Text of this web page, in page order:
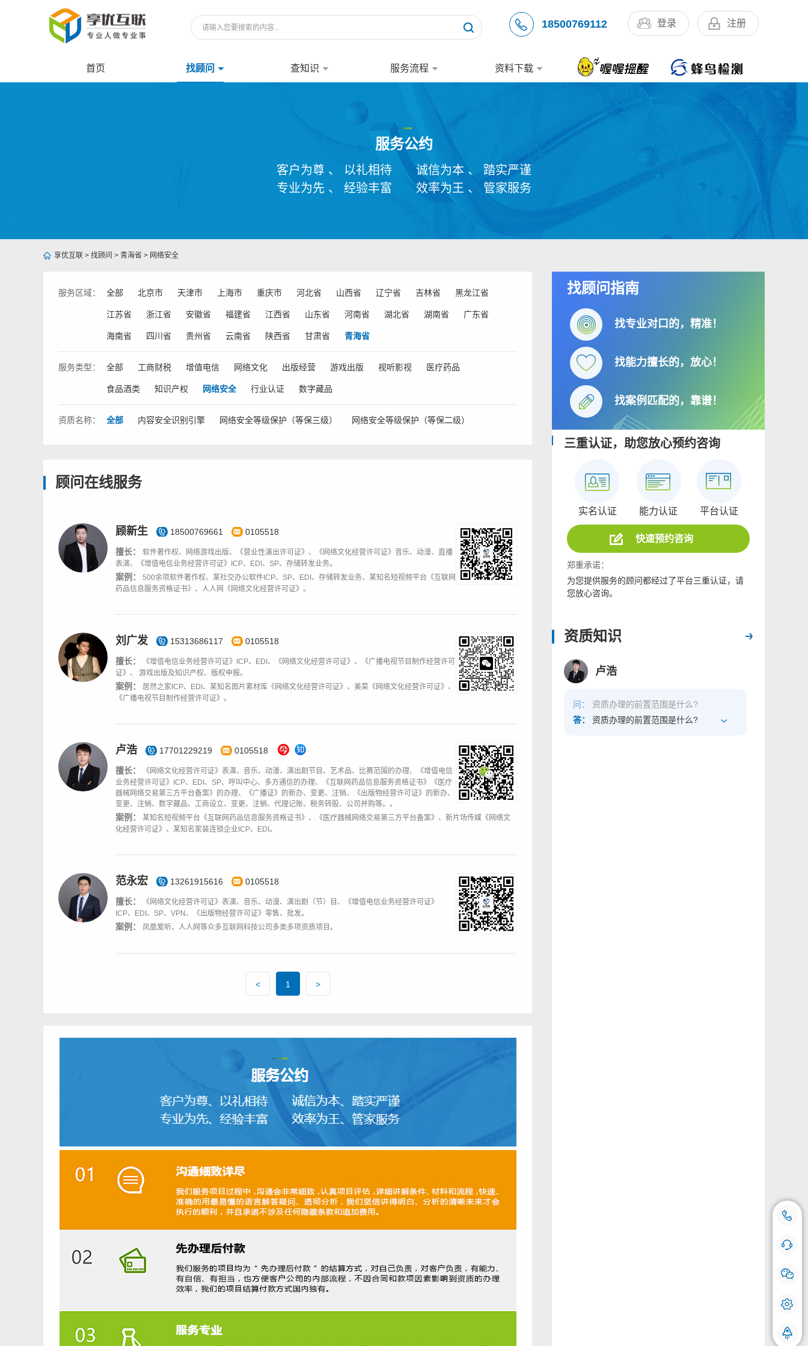
18500769112 登录 注册
首页 找顾问 查知识 服务流程 资料下载
服务公约
客户为尊 、 以礼相待
诚信为本 、 踏实严谨
专业为先 、 经验丰富
效率为王 、 管家服务
享优互联 > 找顾问 > 青海省 > 网络安全
服务区域： 全部 北京市 天津市 上海市 重庆市 河北省 山西省 辽宁省 吉林省 黑龙江省
江苏省 浙江省 安徽省 福建省 江西省 山东省 河南省 湖北省 湖南省 广东省
海南省 四川省 贵州省 云南省 陕西省 甘肃省 青海省
服务类型： 全部 工商财税 增值电信 网络文化 出版经营 游戏出版 视听影视 医疗药品
食品酒类 知识产权 网络安全 行业认证 数字藏品
资质名称： 全部 内容安全识别引擎 网络安全等级保护（等保三级） 网络安全等级保护（等保二级）
顾问在线服务
顾新生 18500769661 0105518
擅长：
软件著作权、网络游戏出版、《营业性演出许可证》、《网络文化经营许可证》音乐、动漫、直播
表演、《增值电信业务经营许可证》ICP、EDI、SP、存储转发业务。
案例：
500余项软件著作权、某社交办公软件ICP、SP、EDI、存储转发业务、某知名短视频平台《互联网
药品信息服务资格证书》、人人网《网络文化经营许可证》。
刘广发 15313686117 0105518
擅长：
《增值电信业务经营许可证》ICP、EDI、《网络文化经营许可证》、《广播电视节目制作经营许可
证》、 游戏出版及知识产权、版权申报。
案例：
居然之家ICP、EDI、某知名图片素材库《网络文化经营许可证》、美菜《网络文化经营许可证》、
《广播电视节目制作经营许可证》。
卢浩 17701229219 0105518
擅长：
《网络文化经营许可证》表演、音乐、动漫、演出剧节目、艺术品、比赛范围的办理、《增值电信
业务经营许可证》ICP、EDI、SP、呼叫中心、多方通信的办理、《互联网药品信息服务资格证书》《医疗
器械网络交易第三方平台备案》的办理、《广播证》的新办、变更、注销、《出版物经营许可证》的新办、
变更、注销、数字藏品、工商设立、变更、注销、代理记账、税务转股、公司并购等。。
案例：
某知名短视频平台《互联网药品信息服务资格证书》、《医疗器械网络交易第三方平台备案》、新片场传媒《网络文
化经营许可证》、某知名家装连锁企业ICP、EDI。
范永宏 13261915616 0105518
擅长：
《网络文化经营许可证》表演、音乐、动漫、演出剧（节）目、《增值电信业务经营许可证》
ICP、EDI、SP、VPN、《出版物经营许可证》零售、批发。
案例： 凤凰爱听、人人网等众多互联网科技公司多类多项资质项目。
< 1 >
找顾问指南
找专业对口的，精准！
找能力擅长的，放心！
找案例匹配的，靠谱！
三重认证，助您放心预约咨询
实名认证 能力认证 平台认证
快速预约咨询
郑重承诺：
为您提供服务的顾问都经过了平台三重认证，请
您放心咨询。
资质知识
卢浩
问：
资质办理的前置范围是什么?
答：
资质办理的前置范围是什么?